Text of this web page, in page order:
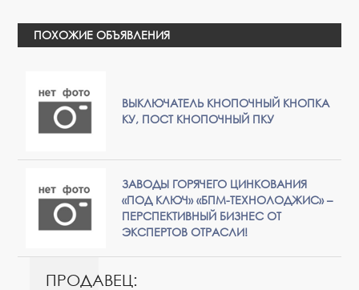
ПОХОЖИЕ ОБЪЯВЛЕНИЯ
ВЫКЛЮЧАТЕЛЬ КНОПОЧНЫЙ КНОПКА
КУ, ПОСТ КНОПОЧНЫЙ ПКУ
ЗАВОДЫ ГОРЯЧЕГО ЦИНКОВАНИЯ
«ПОД КЛЮЧ» «БПМ-ТЕХНОЛОДЖИС» –
ПЕРСПЕКТИВНЫЙ БИЗНЕС ОТ
ЭКСПЕРТОВ ОТРАСЛИ!
ПРОДАВЕЦ: